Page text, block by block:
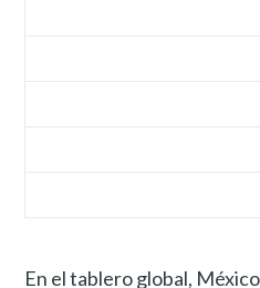
En el tablero global,